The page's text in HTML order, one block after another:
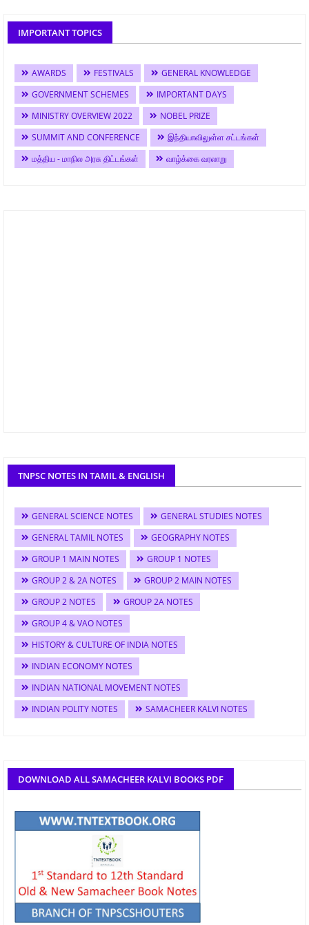
IMPORTANT TOPICS
AWARDS FESTIVALS
GENERAL KNOWLEDGE
GOVERNMENT SCHEMES
IMPORTANT DAYS
MINISTRY OVERVIEW 2022
NOBEL PRIZE
SUMMIT AND CONFERENCE
இந்தியாவிலுள்ள சட்டங்கள்
மத்திய - மாநில அரசு திட்டங்கள்
வாழ்க்கை வரலாறு
TNPSC NOTES IN TAMIL & ENGLISH
GENERAL SCIENCE NOTES
GENERAL STUDIES NOTES
GENERAL TAMIL NOTES
GEOGRAPHY NOTES
GROUP 1 MAIN NOTES
GROUP 1 NOTES
GROUP 2 & 2A NOTES
GROUP 2 MAIN NOTES
GROUP 2 NOTES
GROUP 2A NOTES
GROUP 4 & VAO NOTES
HISTORY & CULTURE OF INDIA NOTES
INDIAN ECONOMY NOTES
INDIAN NATIONAL MOVEMENT NOTES
INDIAN POLITY NOTES
SAMACHEER KALVI NOTES
DOWNLOAD ALL SAMACHEER KALVI BOOKS PDF